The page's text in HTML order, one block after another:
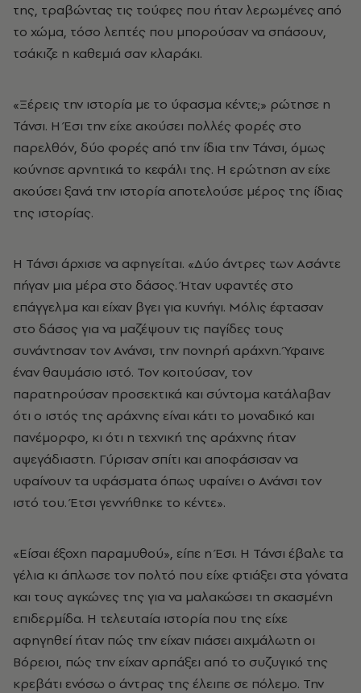
της, τραβώντας τις τούφες που ήταν λερωμένες από
το χώμα, τόσο λεπτές που μπορούσαν να σπάσουν,
τσάκιζε η καθεμιά σαν κλαράκι.
«Ξέρεις την ιστορία με το ύφασμα κέντε;» ρώτησε η
Τάνσι. Η Έσι την είχε ακούσει πολλές φορές στο
παρελθόν, δύο φορές από την ίδια την Τάνσι, όμως
κούνησε αρνητικά το κεφάλι της. Η ερώτηση αν είχε
ακούσει ξανά την ιστορία αποτελούσε μέρος της ίδιας
της ιστορίας.
Η Τάνσι άρχισε να αφηγείται. «Δύο άντρες των Ασάντε
πήγαν μια μέρα στο δάσος. Ήταν υφαντές στο
επάγγελμα και είχαν βγει για κυνήγι. Μόλις έφτασαν
στο δάσος για να μαζέψουν τις παγίδες τους
συνάντησαν τον Ανάνσι, την πονηρή αράχνη. Ύφαινε
έναν θαυμάσιο ιστό. Τον κοιτούσαν, τον
παρατηρούσαν προσεκτικά και σύντομα κατάλαβαν
ότι ο ιστός της αράχνης είναι κάτι το μοναδικό και
πανέμορφο, κι ότι η τεχνική της αράχνης ήταν
αψεγάδιαστη. Γύρισαν σπίτι και αποφάσισαν να
υφαίνουν τα υφάσματα όπως υφαίνει ο Ανάνσι τον
ιστό του. Έτσι γεννήθηκε το κέντε».
«Είσαι έξοχη παραμυθού», είπε η Έσι. Η Τάνσι έβαλε τα
γέλια κι άπλωσε τον πολτό που είχε φτιάξει στα γόνατα
και τους αγκώνες της για να μαλακώσει τη σκασμένη
επιδερμίδα. Η τελευταία ιστορία που της είχε
αφηγηθεί ήταν πώς την είχαν πιάσει αιχμάλωτη οι
Βόρειοι, πώς την είχαν αρπάξει από το συζυγικό της
κρεβάτι ενόσω ο άντρας της έλειπε σε πόλεμο. Την